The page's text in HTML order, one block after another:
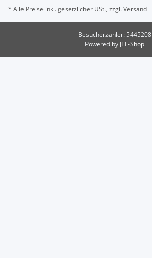
* Alle Preise inkl. gesetzlicher USt., zzgl.Versand
Besucherzähler: 5445208
Powered by JTL-Shop